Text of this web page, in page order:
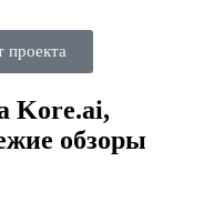
проекта
Kore.ai,
обзоры